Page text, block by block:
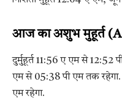
आज का अशुभ मुहूर्त
दुर्मुहूर्त 11:56 ए एम से 12:52
एम से 05:38 पी एम तक
एम रहेगा.